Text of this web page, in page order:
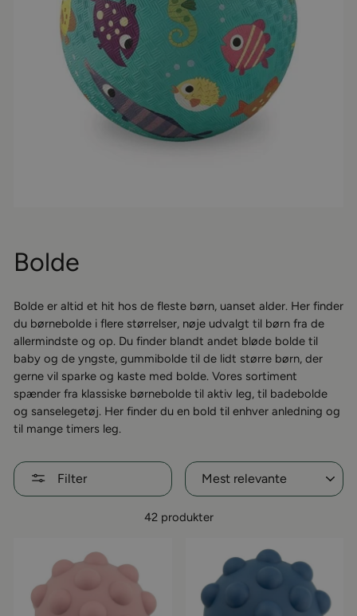
Bolde
Bolde er altid et hit hos de fleste børn, uanset alder. Her finder
du børnebolde i flere størrelser, nøje udvalgt til børn fra de
allermindste og op. Du finder blandt andet bløde bolde til
baby og de yngste, gummibolde til de lidt større børn, der
gerne vil sparke og kaste med bolde. Vores sortiment
spænder fra klassiske børnebolde til aktiv leg, til badebolde
og sanselegetøj. Her finder du en bold til enhver anledning og
til mange timers leg.
Filter
Sorter
42 produkter